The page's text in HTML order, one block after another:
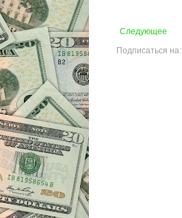
Следующее
Подписаться на: